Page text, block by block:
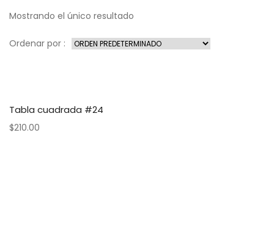
Mostrando el único resultado
Ordenar por :
Tabla cuadrada #24
$210.00